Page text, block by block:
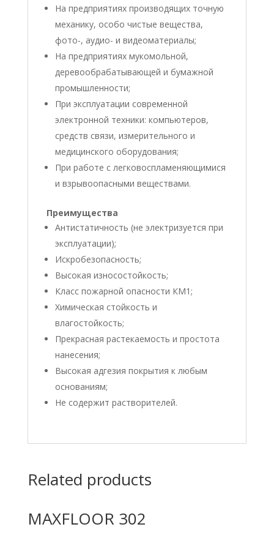
На предприятиях производящих точную
механику, особо чистые вещества,
фото-, аудио- и видеоматериалы;
На предприятиях мукомольной,
деревообрабатывающей и бумажной
промышленности;
При эксплуатации современной
электронной техники: компьютеров,
средств связи, измерительного и
медицинского оборудования;
При работе с легковоспламеняющимися
и взрывоопасными веществами.
Преимущества
Антистатичность (не электризуется при
эксплуатации);
Искробезопасность;
Высокая износостойкость;
Класс пожарной опасности КМ1;
Химическая стойкость и
влагостойкость;
Прекрасная растекаемость и простота
нанесения;
Высокая адгезия покрытия к любым
основаниям;
Не содержит растворителей.
Related products
MAXFLOOR 302